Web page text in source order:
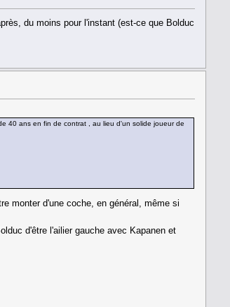
du moins pour l'instant (est-ce que Bolduc
40 ans en fin de contrat , au lieu d'un solide joueur de
monter d'une coche, en général, même si
d'être l'ailier gauche avec Kapanen et